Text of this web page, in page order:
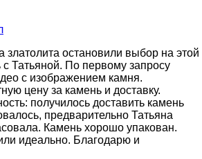
златолита остановили выбор на этой
Татьяной. По первому запросу
с изображением камня.
цену за камень и доставку.
получилось доставить камень
предварительно Татьяна
Камень хорошо упакован.
идеально. Благодарю и